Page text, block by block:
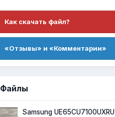
Как скачать файл?
«Отзывы» и «Комментарии»
Файлы
Samsung UE65CU7100UXRU